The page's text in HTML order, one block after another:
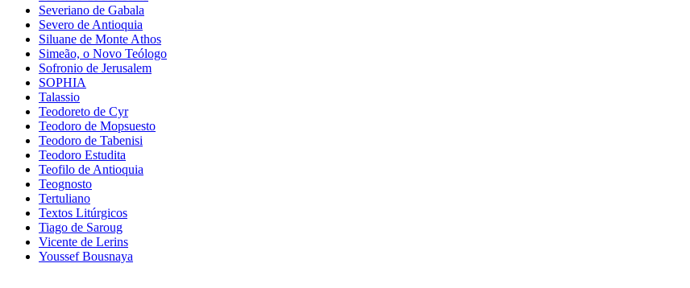
Severiano de Gabala
Severo de Antioquia
Siluane de Monte Athos
Simeão, o Novo Teólogo
Sofronio de Jerusalem
SOPHIA
Talassio
Teodoreto de Cyr
Teodoro de Mopsuesto
Teodoro de Tabenisi
Teodoro Estudita
Teofilo de Antioquia
Teognosto
Tertuliano
Textos Litúrgicos
Tiago de Saroug
Vicente de Lerins
Youssef Bousnaya